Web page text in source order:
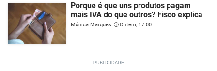
Porque é que uns produtos pagam
mais IVA do que outros? Fisco explica
Mónica Marques Ontem, 17:00